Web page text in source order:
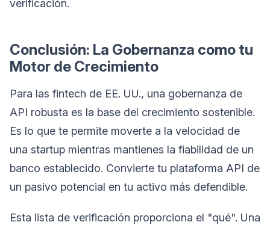
verificación.
Conclusión: La Gobernanza como tu
Motor de Crecimiento
Para las fintech de EE. UU., una gobernanza de
API robusta es la base del crecimiento sostenible.
Es lo que te permite moverte a la velocidad de
una startup mientras mantienes la fiabilidad de un
banco establecido. Convierte tu plataforma API de
un pasivo potencial en tu activo más defendible.
Esta lista de verificación proporciona el "qué". Una